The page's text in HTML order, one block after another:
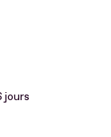
jours